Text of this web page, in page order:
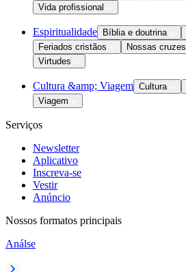
Vida profissional
Espiritualidade Bíblia e doutrina
Feriados cristãos
Nossas cruzes
Virtudes
Cultura &amp; Viagem Cultura
Viagem
Serviços
Newsletter
Aplicativo
Inscreva-se
Vestir
Anúncio
Nossos formatos principais
Análse